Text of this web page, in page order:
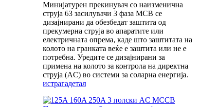
Минијатурен прекинувач со наизменична
струја 63 засилувачи 3 фаза MCB се
дизајнирани да обезбедат заштита од
прекумерна струја во апаратите или
електричната опрема, каде што заштитата на
колото на гранката веќе е заштита или не е
потребна. Уредите се дизајнирани за
примена на колото за контрола на директна
струја (AC) во системи за соларна енергија.
истрагадетал